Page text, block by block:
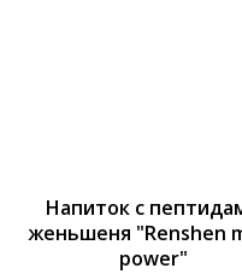
Напиток с
женьшеня "Renshen
power"